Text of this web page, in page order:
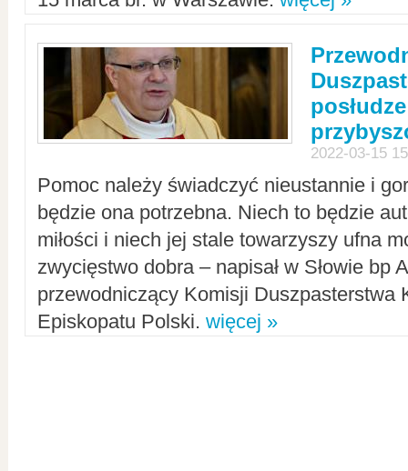
2022-03-15
Pomoc należy świadczyć nieustannie i
będzie ona potrzebna. Niech to będzie
miłości i niech jej stale towarzyszy ufna
zwycięstwo dobra – napisał w Słowie bp
przewodniczący Komisji Duszpasterstwa
Episkopatu Polski. więcej »